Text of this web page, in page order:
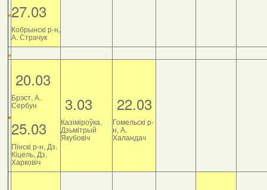
27.03
Кобрынскі р-н,
А. Страчук
20.03
Брэст, А.
Сербун
25.03
Пінскі р-н, Дз.
Кіцель, Дз.
Харковіч
3.03
Казіміроўка,
Дзьмітрый
Якубовіч
22.03
Гомельскі р-
н, А.
Халандач